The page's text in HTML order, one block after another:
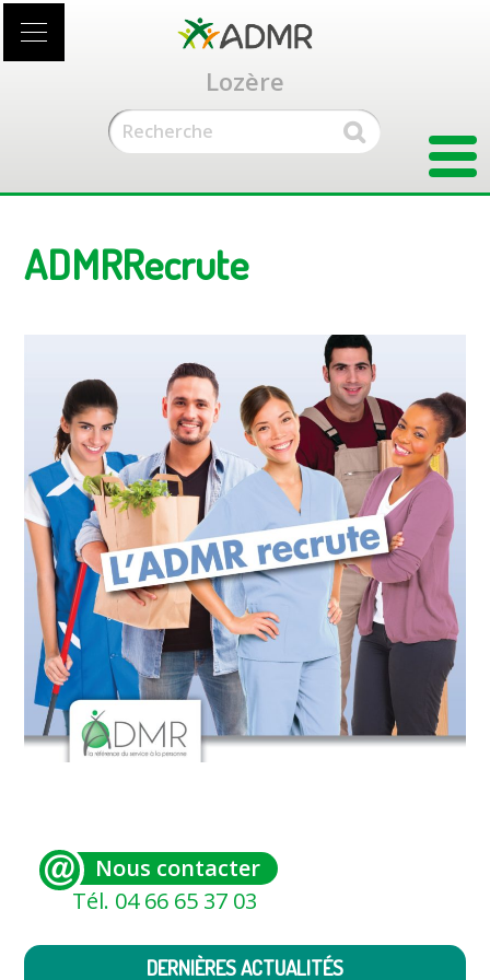
contenu
Lozère
ADMRRecrute
Nous contacter
Tél. 04 66 65 37 03
DERNIÈRES ACTUALITÉS